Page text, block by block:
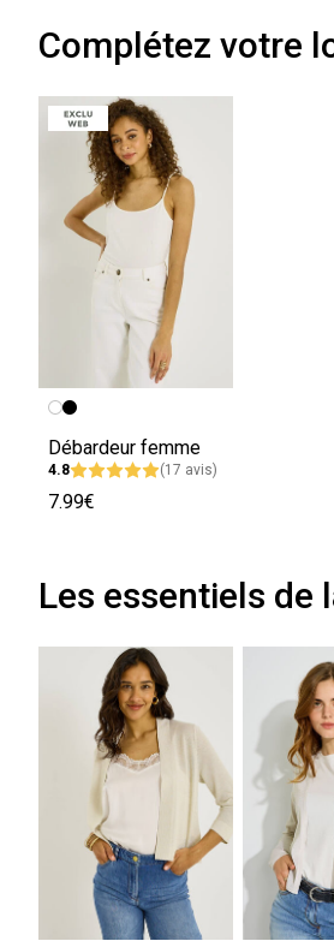
Complétez votre
Débardeur femme
4.8 (17 avis)
7.99€
Les essentiels de